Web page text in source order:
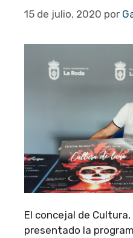
15 de julio, 2020 por
El concejal de Cultura,
presentado la